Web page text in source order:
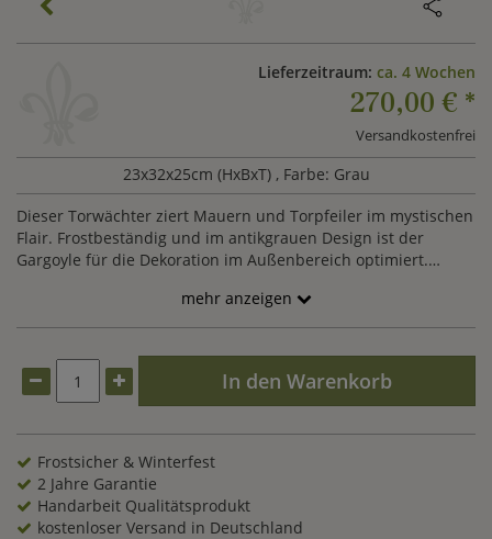
Lieferzeitraum: ca. 4 Wochen
270,00 € *
Versandkostenfrei
23x32x25cm (HxBxT) , Farbe: Grau
Dieser Torwächter ziert Mauern und Torpfeiler im mystischen
Flair. Frostbeständig und im antikgrauen Design ist der
Gargoyle für die Dekoration im Außenbereich optimiert.
mehr anzeigen
In den Warenkorb
Frostsicher & Winterfest
2 Jahre Garantie
Handarbeit Qualitätsprodukt
kostenloser Versand in Deutschland